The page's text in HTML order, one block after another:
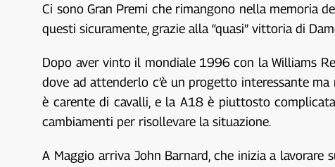
Ci sono Gran Premi che rimangono nella memoria
questi sicuramente, grazie alla “quasi” vittoria di
Dopo aver vinto il mondiale 1996 con la Williams
dove ad attenderlo c’è un progetto interessante
è carente di cavalli, e la A18 è piuttosto
cambiamenti per risollevare la situazione.
A Maggio arriva John Barnard, che inizia a